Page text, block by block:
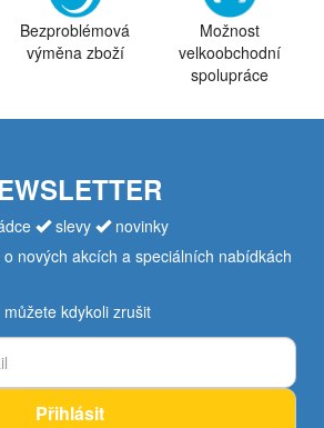
Bezproblémová
výměna zboží
Možnost
velkoobchodní
spolupráce
slevy
novinky
nových akcích a speciálních nabídkách
kdykoli zrušit
Přihlásit